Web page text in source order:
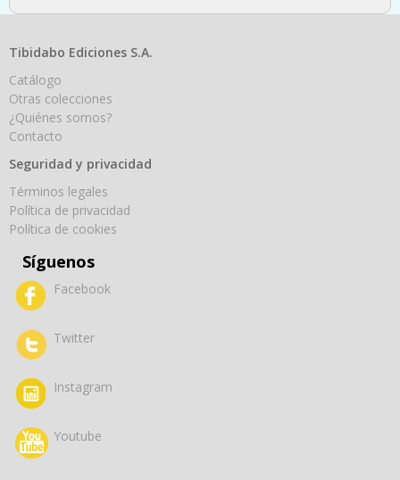
Tibidabo Ediciones S.A.
Catálogo
Otras colecciones
¿Quiénes somos?
Contacto
Seguridad y privacidad
Términos legales
Política de privacidad
Política de cookies
Síguenos
Facebook
Twitter
Instagram
Youtube